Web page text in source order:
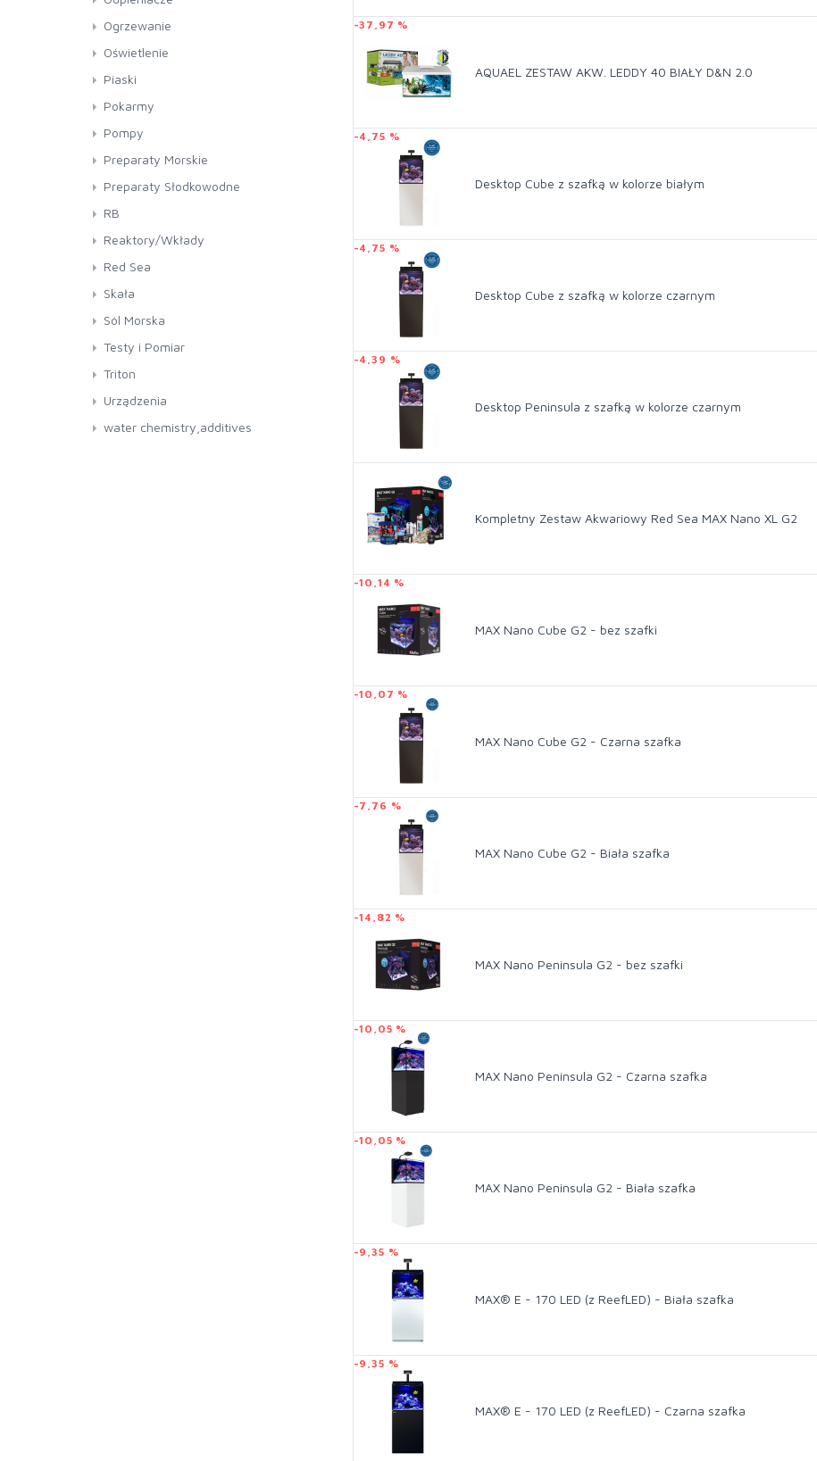
-37,97 %
AQUAEL ZESTAW AKW. LEDDY 40 BIAŁY D&N 2.0
-4,75 %
Desktop Cube z szafką w kolorze białym
-4,75 %
Desktop Cube z szafką w kolorze czarnym
-4,39 %
Desktop Peninsula z szafką w kolorze czarnym
Kompletny Zestaw Akwariowy Red Sea MAX Nano XL G2
-10,14 %
MAX Nano Cube G2 - bez szafki
-10,07 %
MAX Nano Cube G2 - Czarna szafka
-7,76 %
MAX Nano Cube G2 - Biała szafka
-14,82 %
MAX Nano Peninsula G2 - bez szafki
-10,05 %
MAX Nano Peninsula G2 - Czarna szafka
-10,05 %
MAX Nano Peninsula G2 - Biała szafka
-9,35 %
MAX® E - 170 LED (z ReefLED) - Biała szafka
-9,35 %
MAX® E - 170 LED (z ReefLED) - Czarna szafka
Ogrzewanie
Oświetlenie
Piaski
Pokarmy
Pompy
Oczko Wodne
Preparaty Morskie
Balling
Pokarmy
Preparaty Słodkowodne
RB
Reaktory/Wkłady
Red Sea
Akwaria
ReefControl
Skała
Sól Morska
Testy i Pomiar
Triton
Urządzenia
water chemistry,additives